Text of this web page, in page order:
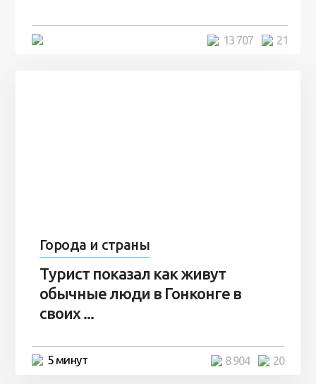
21
13 707
Города и страны
Турист показал как живут
обычные люди в Гонконге в
своих ...
5 минут 20
8 904